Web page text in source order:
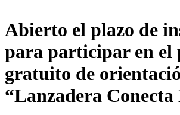
Abierto el plazo de
para participar en el
gratuito de
“Lanzadera Conecta